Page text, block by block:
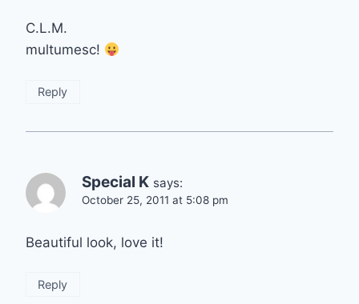
C.L.M.
multumesc!
Reply
Special K says:
October 25, 2011 at 5:08 pm
Beautiful look, love it!
Reply